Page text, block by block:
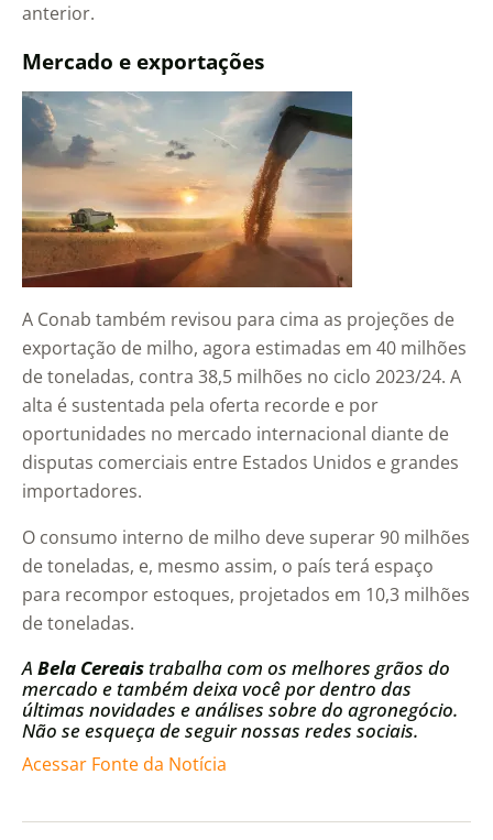
anterior.
Mercado e exportações
A Conab também revisou para cima as projeções de
exportação de milho, agora estimadas em 40 milhões
de toneladas, contra 38,5 milhões no ciclo 2023/24. A
alta é sustentada pela oferta recorde e por
oportunidades no mercado internacional diante de
disputas comerciais entre Estados Unidos e grandes
importadores.
O consumo interno de milho deve superar 90 milhões
de toneladas, e, mesmo assim, o país terá espaço
para recompor estoques, projetados em 10,3 milhões
de toneladas.
A Bela Cereais trabalha com os melhores grãos do
mercado e também deixa você por dentro das
últimas novidades e análises sobre do agronegócio.
Não se esqueça de seguir nossas redes sociais.
Acessar Fonte da Notícia